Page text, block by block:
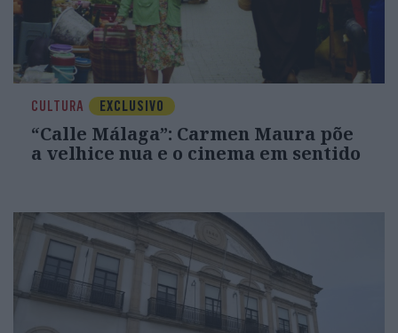
CULTURA EXCLUSIVO
“Calle Málaga”: Carmen Maura põe
a velhice nua e o cinema em sentido